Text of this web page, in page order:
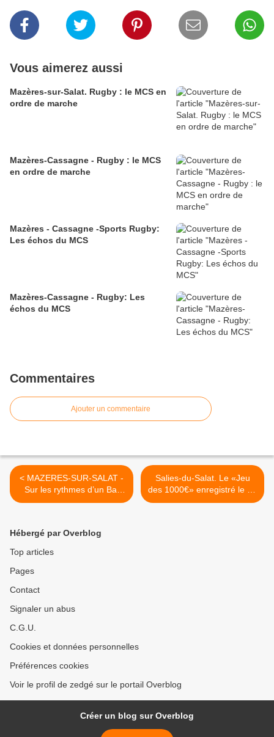
Vous aimerez aussi
Mazères-sur-Salat. Rugby : le MCS en
ordre de marche
Mazères-Cassagne - Rugby : le MCS
en ordre de marche
Mazères - Cassagne -Sports Rugby:
Les échos du MCS
Mazères-Cassagne - Rugby: Les
échos du MCS
Commentaires
Ajouter un commentaire
< MAZERES-SUR-SALAT -
Sur les rythmes d’un Bal
Musette
Salies-du-Salat. Le «Jeu
des 1000€» enregistré le 18
avril >
Hébergé par Overblog
Top articles
Pages
Contact
Signaler un abus
C.G.U.
Cookies et données personnelles
Préférences cookies
Voir le profil de zedgé sur le portail Overblog
Créer un blog sur Overblog